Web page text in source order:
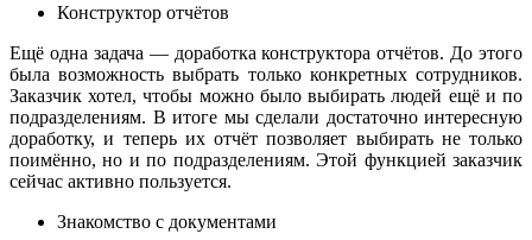
Конструктор отчётов
Ещё одна задача — доработка конструктора отчётов. До этого
была возможность выбрать только конкретных сотрудников.
Заказчик хотел, чтобы можно было выбирать людей ещё и по
подразделениям. В итоге мы сделали достаточно интересную
доработку, и теперь их отчёт позволяет выбирать не только
поимённо, но и по подразделениям. Этой функцией заказчик
сейчас активно пользуется.
Знакомство с документами